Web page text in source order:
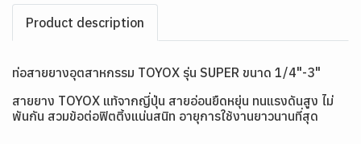
Product description
ท่อสายยางอุตสาหกรรม TOYOX รุ่น SUPER ขนาด 1/4"-3"
สายยาง TOYOX แท้จากญี่ปุ่น สายอ่อนยืดหยุ่น ทนแรงดันสูง ไม่
พันกัน สวมข้อต่อฟิตติ้งแน่นสนิท อายุการใช้งานยาวนานที่สุด